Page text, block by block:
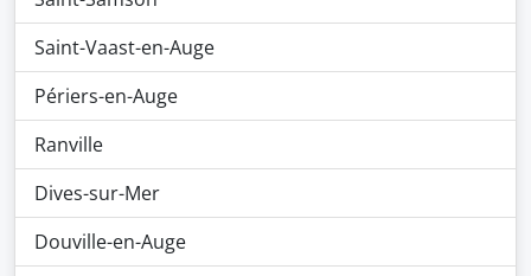
Saint-Vaast-en-Auge
Périers-en-Auge
Ranville
Dives-sur-Mer
Douville-en-Auge